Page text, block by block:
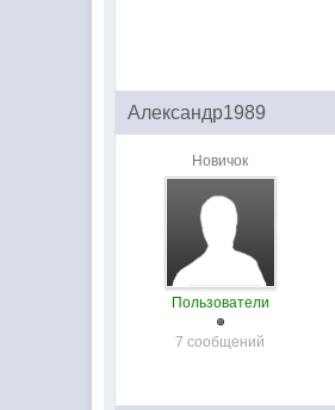
Александр1989
Новичок
Пользователи
7 сообщений